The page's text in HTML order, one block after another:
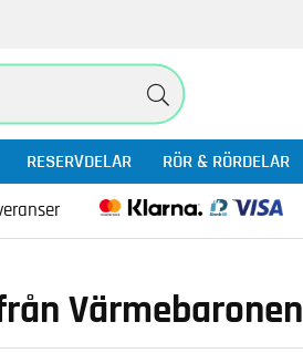
RESERVDELAR RÖR & RÖRDELAR
Värmebaronen